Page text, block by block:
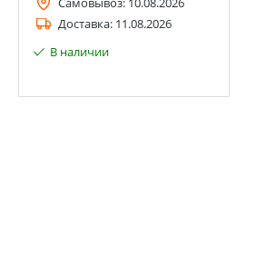
Доставка: 11.08.2026
В наличии